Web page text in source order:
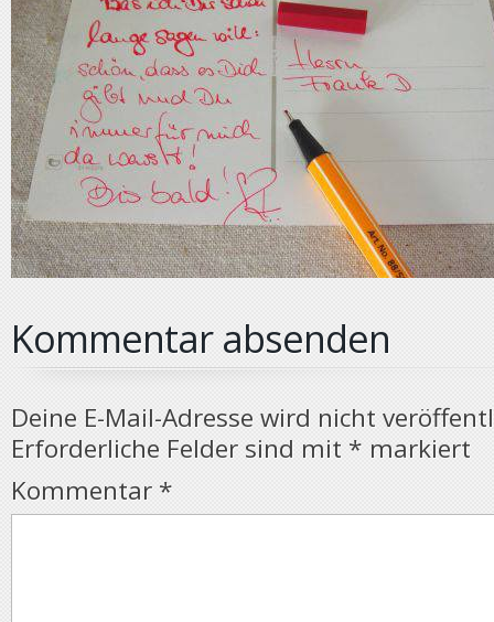
Kommentar absenden
Deine E-Mail-Adresse wird nicht
Erforderliche Felder sind mit * markiert
Kommentar *